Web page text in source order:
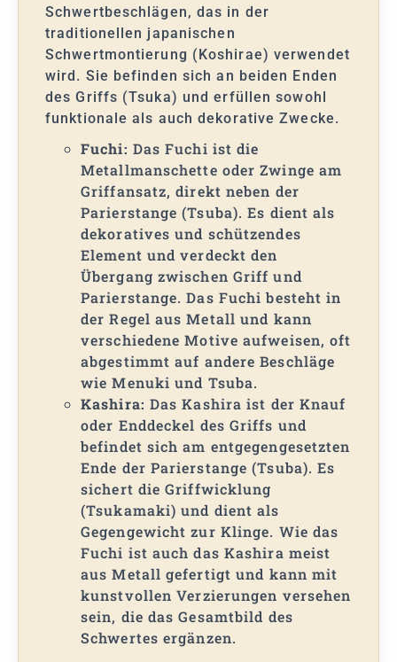
Schwertbeschlägen, das in der
traditionellen japanischen
Schwertmontierung (Koshirae) verwendet
wird. Sie befinden sich an beiden Enden
des Griffs (Tsuka) und erfüllen sowohl
funktionale als auch dekorative Zwecke.
Fuchi: Das Fuchi ist die
Metallmanschette oder Zwinge am
Griffansatz, direkt neben der
Parierstange (Tsuba). Es dient als
dekoratives und schützendes
Element und verdeckt den
Übergang zwischen Griff und
Parierstange. Das Fuchi besteht in
der Regel aus Metall und kann
verschiedene Motive aufweisen, oft
abgestimmt auf andere Beschläge
wie Menuki und Tsuba.
Kashira: Das Kashira ist der Knauf
oder Enddeckel des Griffs und
befindet sich am entgegengesetzten
Ende der Parierstange (Tsuba). Es
sichert die Griffwicklung
(Tsukamaki) und dient als
Gegengewicht zur Klinge. Wie das
Fuchi ist auch das Kashira meist
aus Metall gefertigt und kann mit
kunstvollen Verzierungen versehen
sein, die das Gesamtbild des
Schwertes ergänzen.